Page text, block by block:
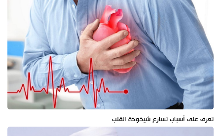
تعرف على أسباب تسارع شيخوخة القلب